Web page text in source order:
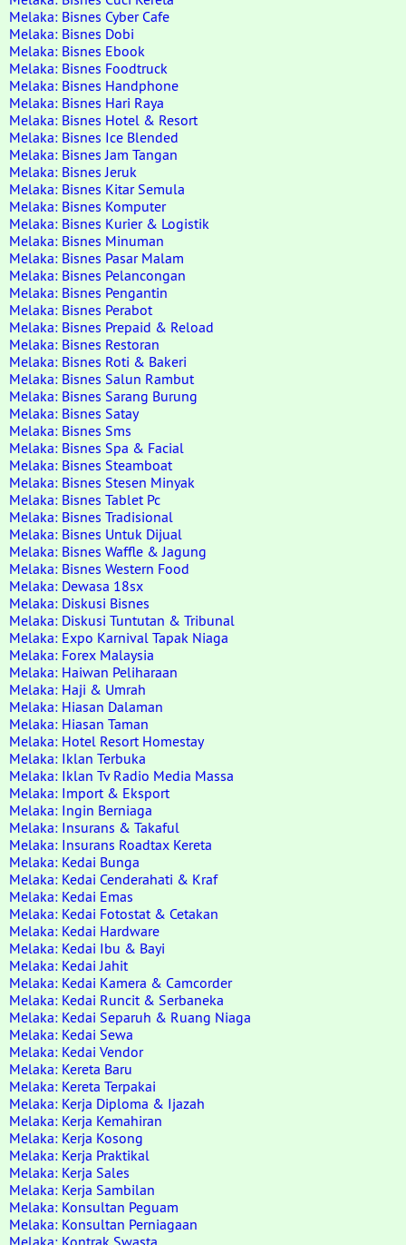
Melaka: Bisnes Cyber Cafe
Melaka: Bisnes Dobi
Melaka: Bisnes Ebook
Melaka: Bisnes Foodtruck
Melaka: Bisnes Handphone
Melaka: Bisnes Hari Raya
Melaka: Bisnes Hotel & Resort
Melaka: Bisnes Ice Blended
Melaka: Bisnes Jam Tangan
Melaka: Bisnes Jeruk
Melaka: Bisnes Kitar Semula
Melaka: Bisnes Komputer
Melaka: Bisnes Kurier & Logistik
Melaka: Bisnes Minuman
Melaka: Bisnes Pasar Malam
Melaka: Bisnes Pelancongan
Melaka: Bisnes Pengantin
Melaka: Bisnes Perabot
Melaka: Bisnes Prepaid & Reload
Melaka: Bisnes Restoran
Melaka: Bisnes Roti & Bakeri
Melaka: Bisnes Salun Rambut
Melaka: Bisnes Sarang Burung
Melaka: Bisnes Satay
Melaka: Bisnes Sms
Melaka: Bisnes Spa & Facial
Melaka: Bisnes Steamboat
Melaka: Bisnes Stesen Minyak
Melaka: Bisnes Tablet Pc
Melaka: Bisnes Tradisional
Melaka: Bisnes Untuk Dijual
Melaka: Bisnes Waffle & Jagung
Melaka: Bisnes Western Food
Melaka: Dewasa 18sx
Melaka: Diskusi Bisnes
Melaka: Diskusi Tuntutan & Tribunal
Melaka: Expo Karnival Tapak Niaga
Melaka: Forex Malaysia
Melaka: Haiwan Peliharaan
Melaka: Haji & Umrah
Melaka: Hiasan Dalaman
Melaka: Hiasan Taman
Melaka: Hotel Resort Homestay
Melaka: Iklan Terbuka
Melaka: Iklan Tv Radio Media Massa
Melaka: Import & Eksport
Melaka: Ingin Berniaga
Melaka: Insurans & Takaful
Melaka: Insurans Roadtax Kereta
Melaka: Kedai Bunga
Melaka: Kedai Cenderahati & Kraf
Melaka: Kedai Emas
Melaka: Kedai Fotostat & Cetakan
Melaka: Kedai Hardware
Melaka: Kedai Ibu & Bayi
Melaka: Kedai Jahit
Melaka: Kedai Kamera & Camcorder
Melaka: Kedai Runcit & Serbaneka
Melaka: Kedai Separuh & Ruang Niaga
Melaka: Kedai Sewa
Melaka: Kedai Vendor
Melaka: Kereta Baru
Melaka: Kereta Terpakai
Melaka: Kerja Diploma & Ijazah
Melaka: Kerja Kemahiran
Melaka: Kerja Kosong
Melaka: Kerja Praktikal
Melaka: Kerja Sales
Melaka: Kerja Sambilan
Melaka: Konsultan Peguam
Melaka: Konsultan Perniagaan
Melaka: Kontrak Swasta